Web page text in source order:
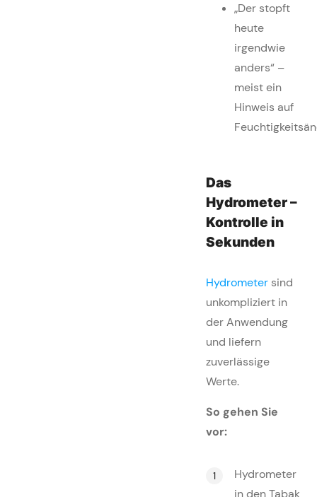
„Der stopft
heute
irgendwie
anders“ –
meist ein
Hinweis auf
Das
Hydrometer –
Kontrolle in
Sekunden
Hydrometer sind
unkompliziert in
der Anwendung
und liefern
zuverlässige
Werte.
So gehen Sie
vor:
Hydrometer
in den Tabak